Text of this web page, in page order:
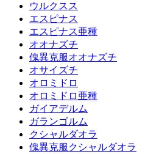
ウルクスス
エスピナス
エスピナス亜種
オオナズチ
傀異克服オオナズチ
オサイズチ
オロミドロ
オロミドロ亜種
ガイアデルム
ガランゴルム
クシャルダオラ
傀異克服クシャルダオラ